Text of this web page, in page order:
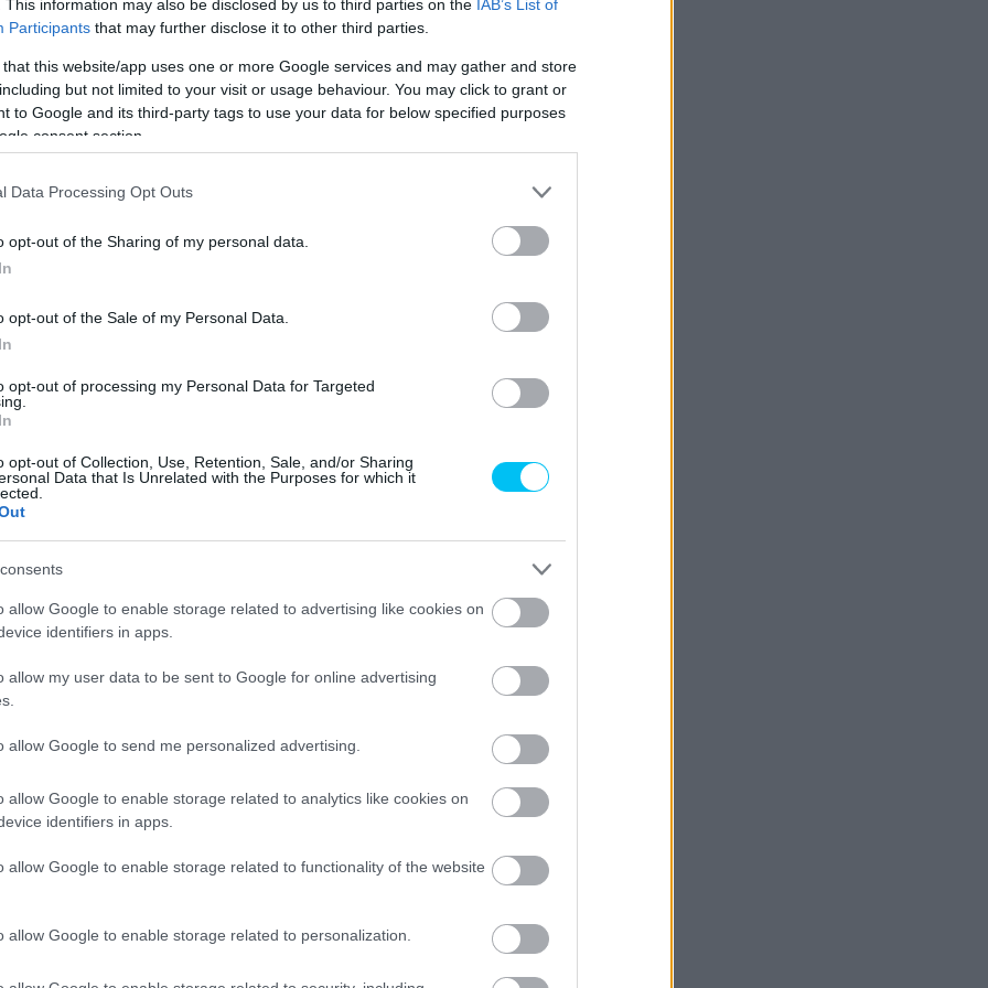
This information may also be disclosed by us to third parties on the IAB’s List of
Participants that may further disclose it to other third parties.
that this website/app uses one or more Google services and may gather and store
but not limited to your visit or usage behaviour. You may click to grant or
to Google and its third-party tags to use your data for below specified purposes
consent section.
Data Processing Opt Outs
opt-out of the Sharing of my personal data.
opt-out of the Sale of my Personal Data.
opt-out of processing my Personal Data for Targeted
opt-out of Collection, Use, Retention, Sale, and/or Sharing
Data that Is Unrelated with the Purposes for which it
allow Google to enable storage related to advertising like cookies on
identifiers in apps.
allow my user data to be sent to Google for online advertising
allow Google to send me personalized advertising.
allow Google to enable storage related to analytics like cookies on
identifiers in apps.
allow Google to enable storage related to functionality of the website
allow Google to enable storage related to personalization.
🚥
AS
IS ALREADY UP INTO
🇵🇹
ezzel pedig már a második helyen állt. A KTM
ne dobja el. Mögöttük Bagnaia gyűrte le Quartararót.
THERE FOR
😱#PORTUGUESEGP
0YUYEHRWZJ
NOVEMBER 9,
közülük a Gresini versenyzője volt a
tempót, de ő is leszakította magáról Quartararót.
már kört kapott.